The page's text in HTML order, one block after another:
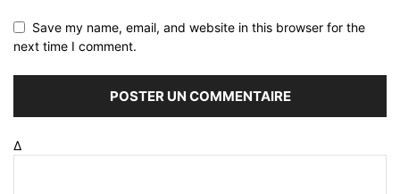
Save my name, email, and website in this browser for the
next time I comment.
Δ